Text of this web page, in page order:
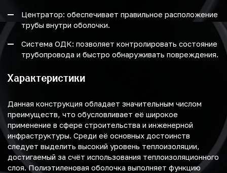
Центратор: обеспечивает правильное расположение
трубы внутри оболочки.
Система ОДК: позволяет контролировать состояние
трубопровода и быстро обнаруживать повреждения.
Характеристики
Данная конструкция обладает значительным числом
преимуществ, что обусловливает её широкое
применение в сфере строительства и инженерной
инфраструктуры. Среди её основных достоинств
следует выделить высокий уровень теплоизоляции,
достигаемый за счёт использования теплоизоляционного
слоя. Полиэтиленовая оболочка выполняет функцию